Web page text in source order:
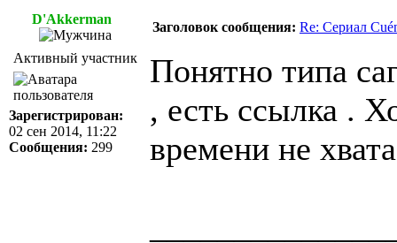
D'Akkerman
Заголовок сообщения: Re: Сериал
Активный участник
Зарегистрирован:
02 сен 2014, 11:22
Сообщения: 299
Понятно типа
, есть ссылка .
времени не